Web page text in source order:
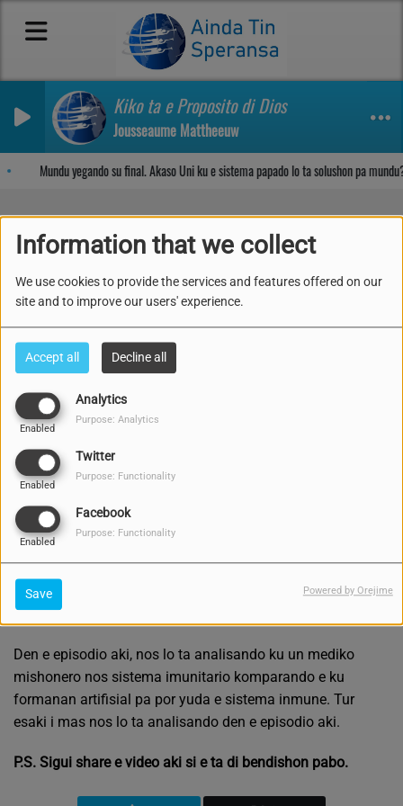
Information that we collect
We use cookies to provide the services and features offered on our
site and to improve our users' experience.
Accept all Decline all
Analytics
Enabled
Purpose: Analytics
Twitter
Enabled
Purpose: Functionality
Facebook
Enabled
Purpose: Functionality
Save Powered by Orejime
Kiko ta e Proposito di Dios
Jousseaume Mattheeuw
Mundu yegando su final. Akaso Uni ku e sistema papado lo ta solushon pa mundu?
Part 2- Inmunidad, Salu i
su Prinsipionan
MAY 23, 2021 -
2664 VIEWS
Den e episodio aki, nos lo ta analisando ku un mediko
mishonero nos sistema imunitario komparando e ku
formanan artifisial pa por yuda e sistema inmune. Tur
esaki i mas nos lo ta analisando den e episodio aki.
P.S. Sigui share e video aki si e ta di bendishon pabo.